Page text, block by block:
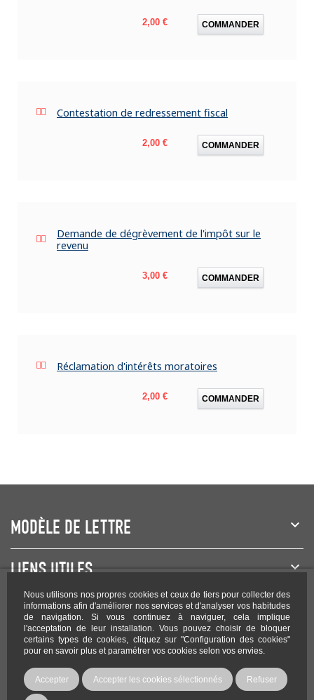
Nous utilisons nos propres cookies et ceux de tiers pour collecter des
informations afin d'améliorer nos services et d'analyser vos habitudes
de navigation. Si vous continuez à naviguer, cela implique
l'acceptation de leur installation. Vous pouvez choisir de bloquer
certains types de cookies, cliquez sur "Configuration des cookies"
pour en savoir plus et paramétrer vos cookies selon vos envies.
Accepter Accepter les cookies sélectionnés Refuser
Prix
2,00 € COMMANDER
Contestation de redressement fiscal
Prix
2,00 € COMMANDER
Demande de dégrèvement de l'impôt sur le
revenu
Prix
3,00 € COMMANDER
Réclamation d'intérêts moratoires
Prix
2,00 € COMMANDER
MODÈLE DE LETTRE
LIENS UTILES
NEWSLETTER